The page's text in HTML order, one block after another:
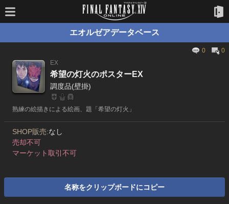
エオルゼアデータベース
0
0
EX
希望の灯火のポスターEX
調度品(壁掛)
熟練の絵描きによる絵画、題「希望の灯火」
SHOP販売:なし
売却不可
マーケット取引不可
名称をクリップボードにコピー